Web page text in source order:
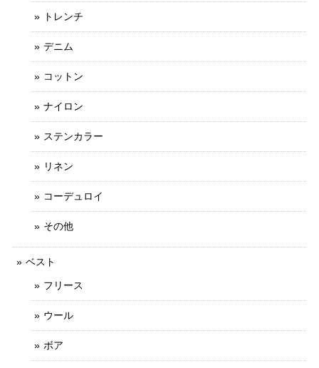
トレンチ
デニム
コットン
ナイロン
ステンカラー
リネン
コーデュロイ
その他
ベスト
フリース
ウール
ボア